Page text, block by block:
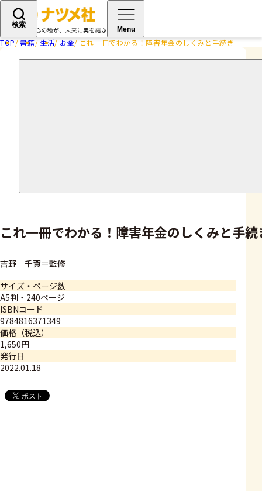
検索
Menu
TOP 書籍 生活 お金 これ一冊でわかる！障害年金のしくみと手続き
これ一冊でわかる！障害年金のしくみと手続
吉野 千賀＝監修
サイズ・ページ数
A5判・240ページ
ISBNコード
9784816371349
価格（税込）
1,650円
発行日
2022.01.18